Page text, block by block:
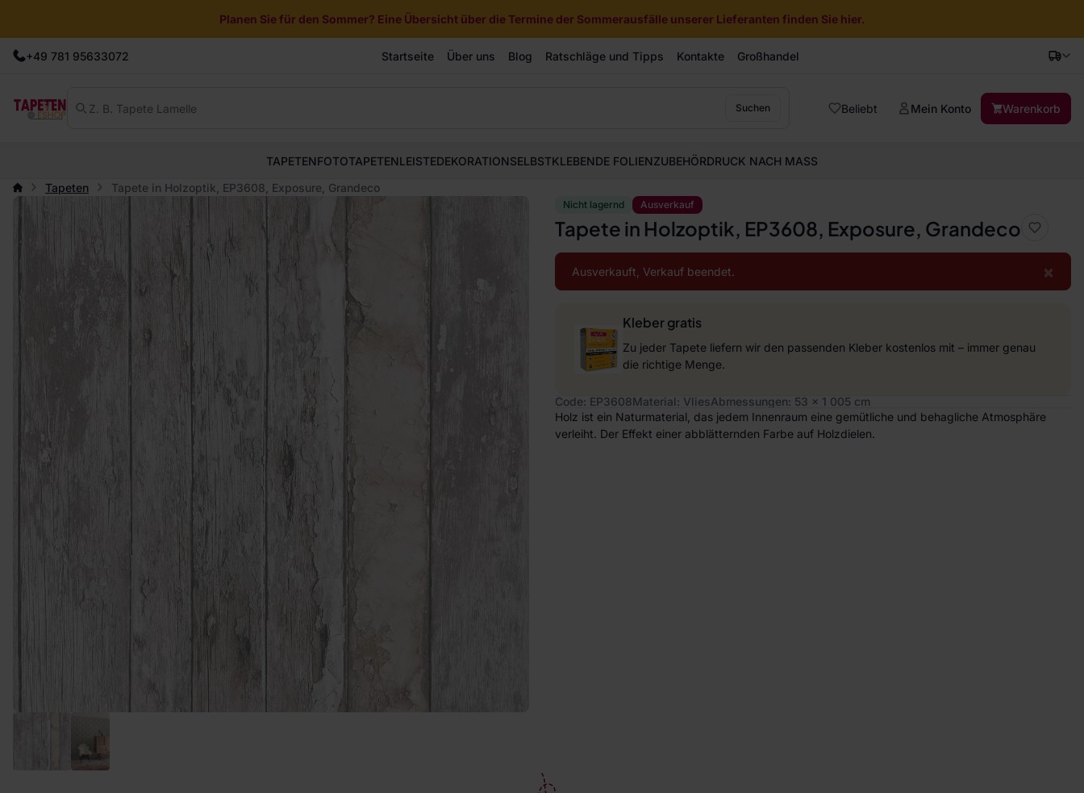
Planen Sie für den Sommer? Eine Übersicht über die Termine der Sommerausfälle unserer Lieferanten finden Sie hier.
+49 781 95633072 Startseite Über uns Blog Ratschläge und Tipps Kontakte Großhandel
Suchen Beliebt Mein Konto Warenkorb
TAPETENFOTOTAPETENLEISTEDEKORATIONSELBSTKLEBENDE FOLIENZUBEHÖRDRUCK NACH MASS
Tapeten
Tapete in Holzoptik, EP3608, Exposure, Grandeco
Nicht lagernd Ausverkauf
Tapete in Holzoptik, EP3608, Exposure, Grandeco
×
Ausverkauft, Verkauf beendet.
Kleber gratis
Zu jeder Tapete liefern wir den passenden Kleber kostenlos mit – immer genau
die richtige Menge.
Code: EP3608Material: VliesAbmessungen: 53 x 1 005 cm
Holz ist ein Naturmaterial, das jedem Innenraum eine gemütliche und behagliche Atmosphäre
verleiht. Der Effekt einer abblätternden Farbe auf Holzdielen.